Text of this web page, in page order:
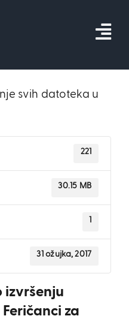
svih datoteka u
221
30.15 MB
1
31 ožujka, 2017
izvršenju
za